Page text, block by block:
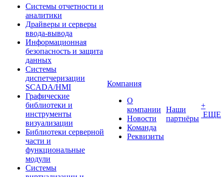
Системы отчетности и
аналитики
Драйверы и серверы
ввода-вывода
Информационная
безопасность и защита
данных
Системы
диспетчеризации
SCADA/HMI
Графические
библиотеки и
инструменты
визуализации
Библиотеки серверной
части и
функциональные
модули
Системы
Компания
О
компании
Новости
Команда
Реквизиты
Наши
партнёры
+
ЕЩЕ